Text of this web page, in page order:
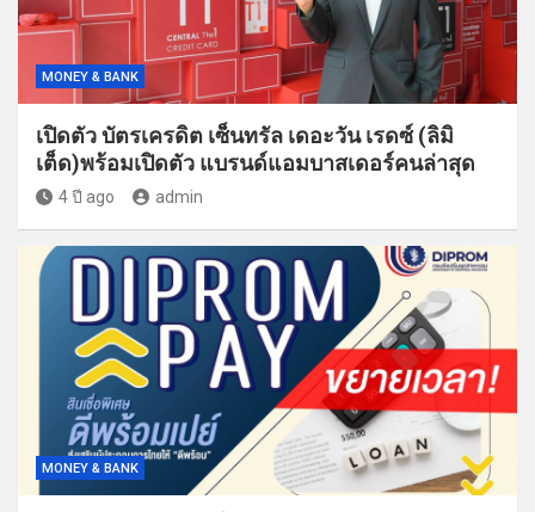
MONEY & BANK
เปิดตัว บัตรเครดิต เซ็นทรัล เดอะวัน เรดซ์ (ลิมิ
เต็ด)พร้อมเปิดตัว แบรนด์แอมบาสเดอร์คนล่าสุด
4 ปี ago admin
MONEY & BANK